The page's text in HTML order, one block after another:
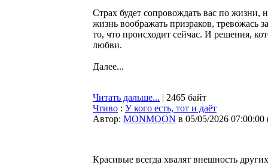
Страх будет сопровождать вас по жизни,
жизнь воображать призраков, тревожась
то, что происходит сейчас. И решения,
любви.
Далее...
Читать дальше... | 2465 байт
Чтиво : У кого есть, тот и даёт
Автор: MONMOON в 05/05/2026 07:00:00
Красивые всегда хвалят внешность